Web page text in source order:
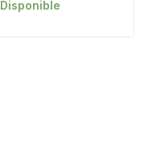
Disponible